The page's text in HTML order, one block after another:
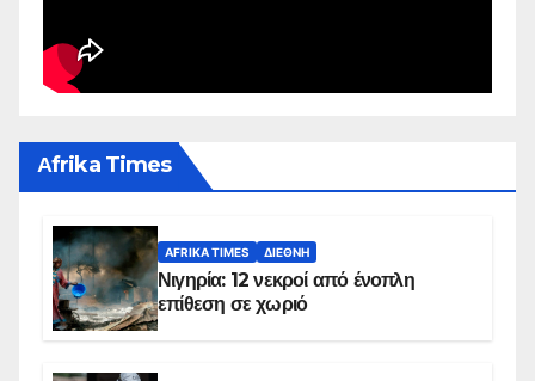
Αfrika Times
AFRIKA TIMES ΔΙΕΘΝΉ
Νιγηρία: 12 νεκροί από ένοπλη
επίθεση σε χωριό